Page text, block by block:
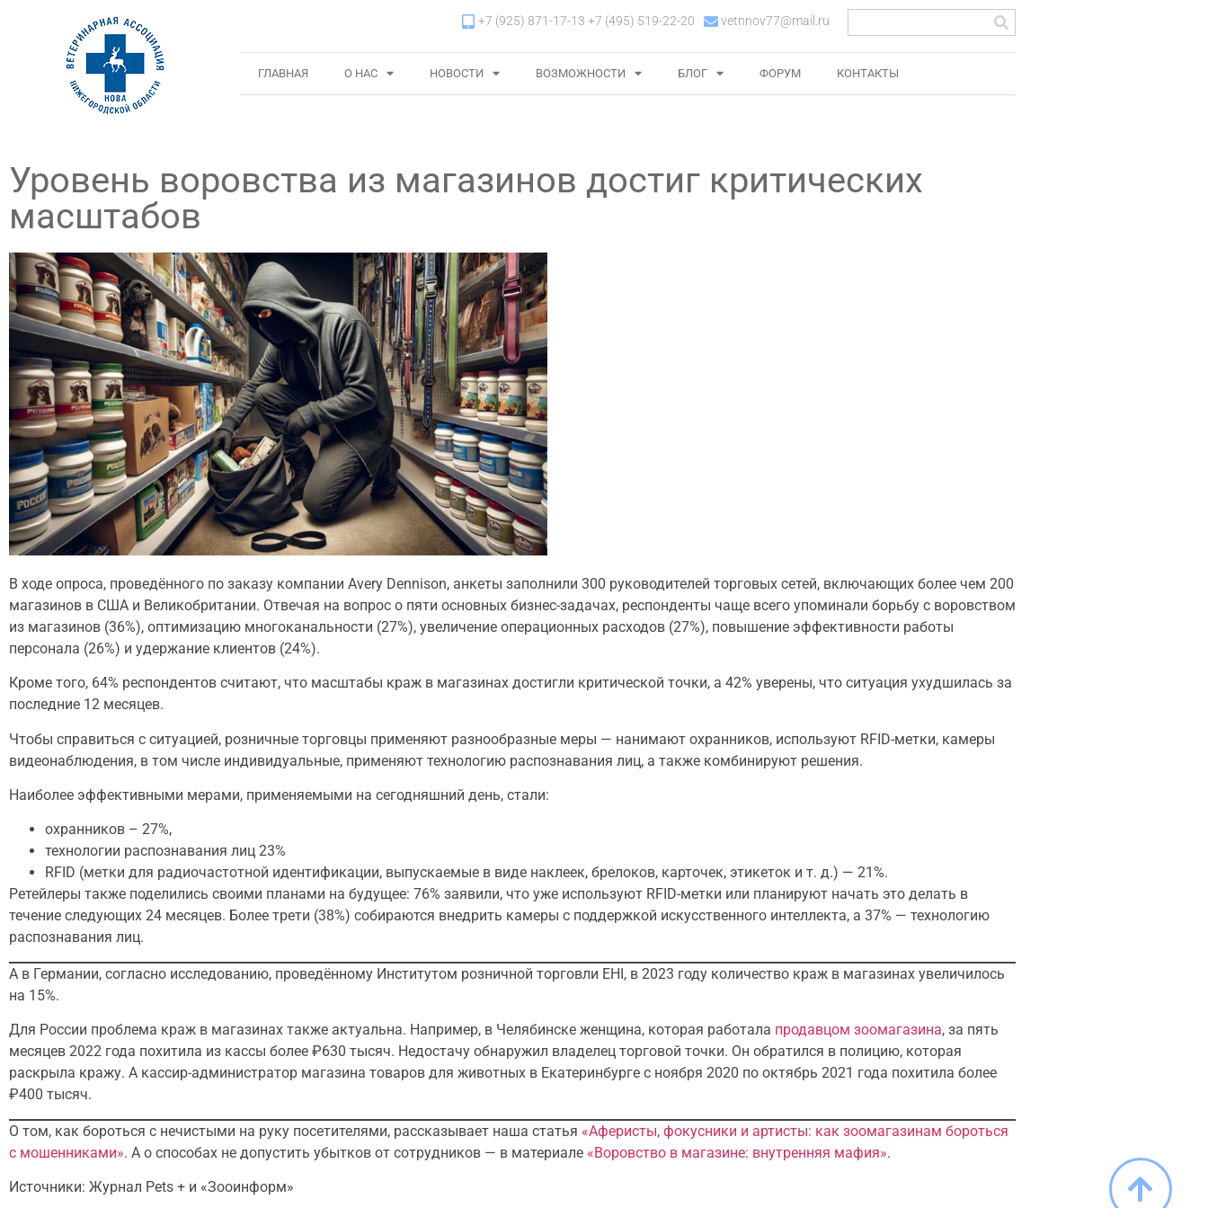
+7 (925) 871-17-13 +7 (495) 519-22-20 vetnnov77@mail.ru
ГЛАВНАЯ О НАС НОВОСТИ ВОЗМОЖНОСТИ БЛОГ ФОРУМ КОНТАКТЫ
Уровень воровства из магазинов достиг критических
масштабов
В ходе опроса, проведённого по заказу компании Avery Dennison, анкеты заполнили 300 руководителей торговых сетей, включающих более чем 200
магазинов в США и Великобритании. Отвечая на вопрос о пяти основных бизнес-задачах, респонденты чаще всего упоминали борьбу с воровством
из магазинов (36%), оптимизацию многоканальности (27%), увеличение операционных расходов (27%), повышение эффективности работы
персонала (26%) и удержание клиентов (24%).
Кроме того, 64% респондентов считают, что масштабы краж в магазинах достигли критической точки, а 42% уверены, что ситуация ухудшилась за
последние 12 месяцев.
Чтобы справиться с ситуацией, розничные торговцы применяют разнообразные меры — нанимают охранников, используют RFID-метки, камеры
видеонаблюдения, в том числе индивидуальные, применяют технологию распознавания лиц, а также комбинируют решения.
Наиболее эффективными мерами, применяемыми на сегодняшний день, стали:
охранников – 27%,
технологии распознавания лиц 23%
RFID (метки для радиочастотной идентификации, выпускаемые в виде наклеек, брелоков, карточек, этикеток и т. д.) — 21%.
Ретейлеры также поделились своими планами на будущее: 76% заявили, что уже используют RFID-метки или планируют начать это делать в
течение следующих 24 месяцев. Более трети (38%) собираются внедрить камеры с поддержкой искусственного интеллекта, а 37% — технологию
распознавания лиц.
А в Германии, согласно исследованию, проведённому Институтом розничной торговли EHI, в 2023 году количество краж в магазинах увеличилось
на 15%.
Для России проблема краж в магазинах также актуальна. Например, в Челябинске женщина, которая работала продавцом зоомагазина, за пять
месяцев 2022 года похитила из кассы более ₽630 тысяч. Недостачу обнаружил владелец торговой точки. Он обратился в полицию, которая
раскрыла кражу. А кассир-администратор магазина товаров для животных в Екатеринбурге с ноября 2020 по октябрь 2021 года похитила более
₽400 тысяч.
О том, как бороться с нечистыми на руку посетителями, рассказывает наша статья «Аферисты, фокусники и артисты: как зоомагазинам бороться
с мошенниками». А о способах не допустить убытков от сотрудников — в материале «Воровство в магазине: внутренняя мафия».
Источники: Журнал Pets + и «Зооинформ»